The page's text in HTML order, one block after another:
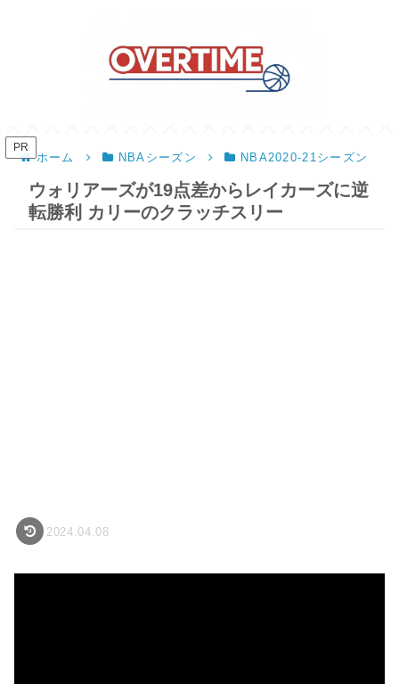
PR
ホーム NBAシーズン NBA2020-21シーズン
ウォリアーズが19点差からレイカーズに逆
転勝利 カリーのクラッチスリー
2024.04.08